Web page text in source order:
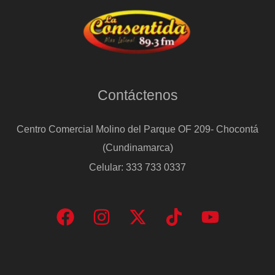
Contáctenos
Centro Comercial Molino del Parque OF 209- Chocontá
(Cundinamarca)
Celular: 333 733 0337